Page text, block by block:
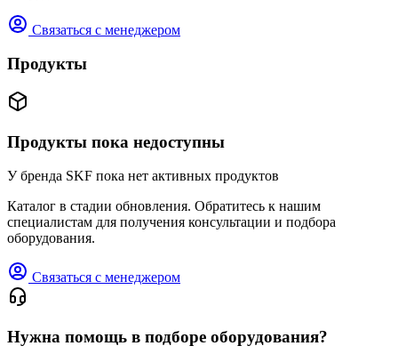
Связаться с менеджером
Продукты
Продукты пока недоступны
У бренда SKF пока нет активных продуктов
Каталог в стадии обновления. Обратитесь к нашим
специалистам для получения консультации и подбора
оборудования.
Связаться с менеджером
Нужна помощь в подборе оборудования?